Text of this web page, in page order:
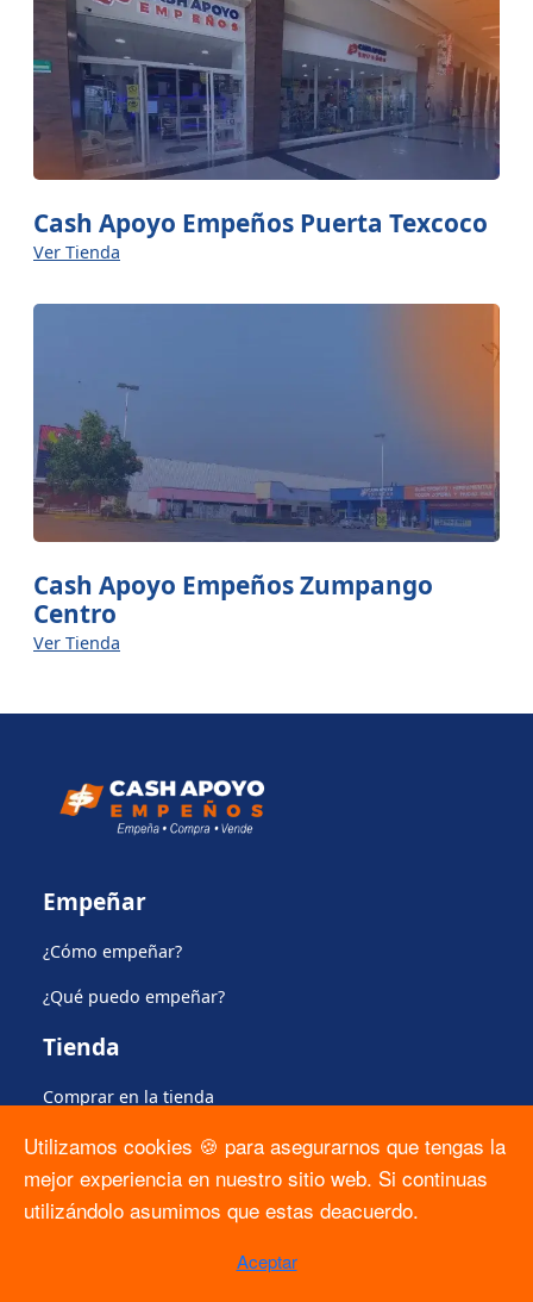
Cash Apoyo Empeños Puerta Texcoco
Ver Tienda
Cash Apoyo Empeños Zumpango
Centro
Ver Tienda
Empeñar
¿Cómo empeñar?
¿Qué puedo empeñar?
Tienda
Comprar en la tienda
Apartado
Plan de protección del producto
Utilizamos cookies 🍪 para asegurarnos que tengas la
mejor experiencia en nuestro sitio web. Si continuas
utilizándolo asumimos que estas deacuerdo.
Aceptar